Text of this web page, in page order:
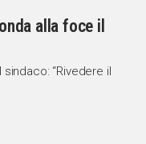
alla foce il
“Rivedere il